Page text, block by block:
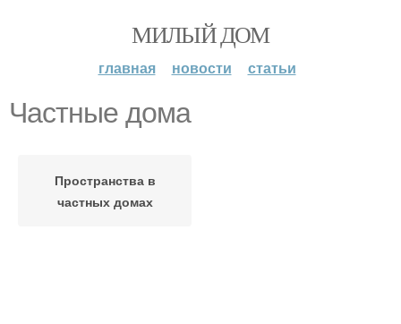
МИЛЫЙ ДОМ
главная новости статьи
Частные дома
Пространства в
частных домах